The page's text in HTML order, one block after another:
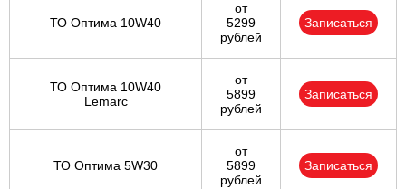
ТО Оптима 10W40
от
5299
рублей
Записаться
ТО Оптима 10W40
Lemarc
от
5899
рублей
Записаться
ТО Оптима 5W30
от
5899
рублей
Записаться